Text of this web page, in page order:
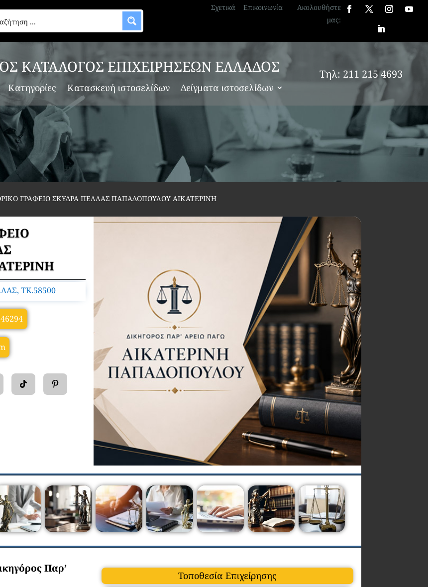
Σχετικά Επικοινωνία
Ακολουθήστε
μας:
ΚΑΤΑΛΟΓΟΣ ΕΠΙΧΕΙΡΗΣΕΩΝ ΕΛΛΑΔΟΣ
Κατηγορίες Κατασκευή ιστοσελίδων Δείγματα ιστοσελίδων
Τηλ: 211 215 4693
ΓΡΑΦΕΙΟ ΣΚΥΔΡΑ ΠΕΛΛΑΣ ΠΑΠΑΔΟΠΟΥΛΟΥ ΑΙΚΑΤΕΡΙΝΗ
TK.58500
Παρ’
Τοποθεσία Επιχείρησης